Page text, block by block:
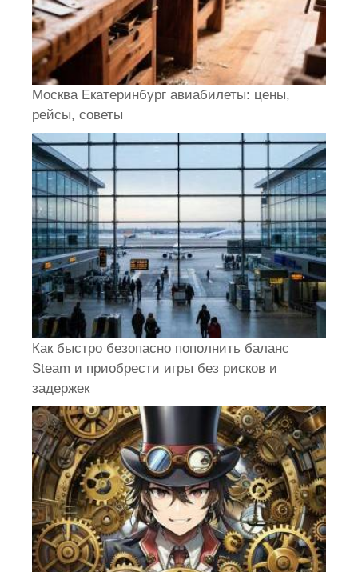
Москва Екатеринбург авиабилеты: цены,
рейсы, советы
Как быстро безопасно пополнить баланс
Steam и приобрести игры без рисков и
задержек